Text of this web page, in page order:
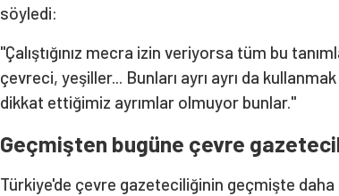
söyledi:
"Çalıştığınız mecra izin veriyorsa tüm bu
çevreci, yeşiller... Bunları ayrı ayrı da
dikkat ettiğimiz ayrımlar olmuyor bunlar."
Geçmişten bugüne çevre
Türkiye'de çevre gazeteciliğinin geçmişte